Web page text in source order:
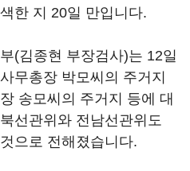
한 지 20일 만입니다.
(김종현 부장검사)는 12일
무총장 박모씨의 주거지
송모씨의 주거지 등에 대
선관위와 전남선관위도
으로 전해졌습니다.